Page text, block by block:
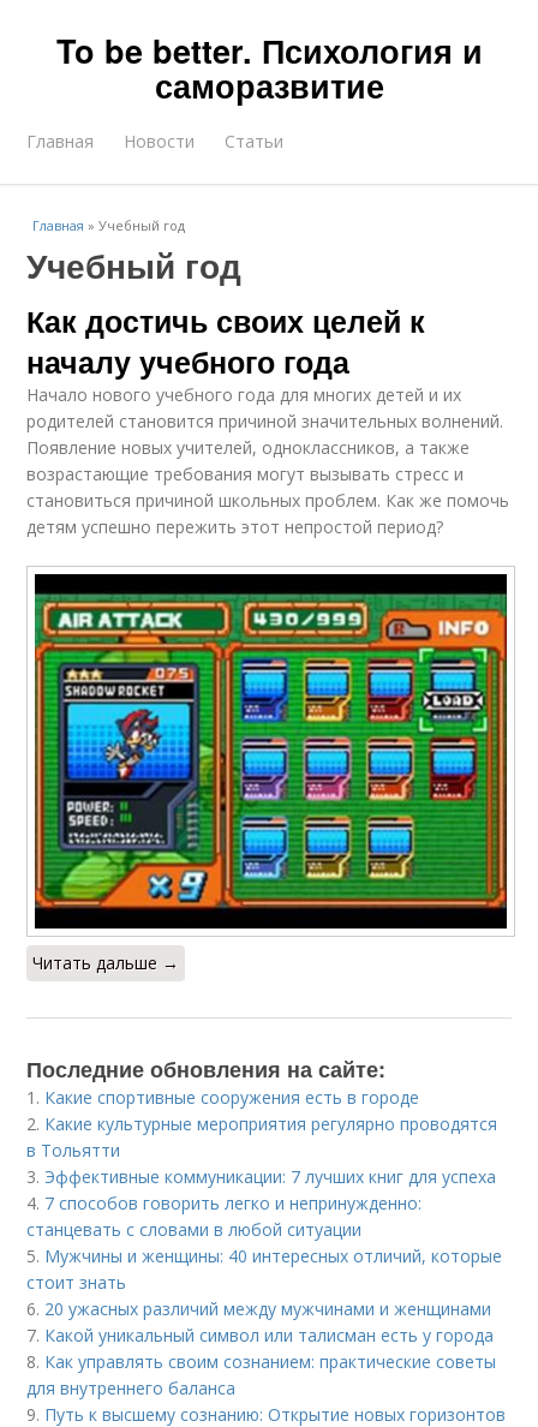
To be better. Психология и
саморазвитие
Главная Новости Статьи
Главная »Учебный год
Учебный год
Как достичь своих целей к
началу учебного года
Начало нового учебного года для многих детей и их
родителей становится причиной значительных волнений.
Появление новых учителей, одноклассников, а также
возрастающие требования могут вызывать стресс и
становиться причиной школьных проблем. Как же помочь
детям успешно пережить этот непростой период?
Читать дальше →
Последние обновления на сайте:
1. Какие спортивные сооружения есть в городе
2. Какие культурные мероприятия регулярно проводятся
в Тольятти
3. Эффективные коммуникации: 7 лучших книг для успеха
4. 7 способов говорить легко и непринужденно:
станцевать с словами в любой ситуации
5. Мужчины и женщины: 40 интересных отличий, которые
стоит знать
6. 20 ужасных различий между мужчинами и женщинами
7. Какой уникальный символ или талисман есть у города
8. Как управлять своим сознанием: практические советы
для внутреннего баланса
9. Путь к высшему сознанию: Открытие новых горизонтов